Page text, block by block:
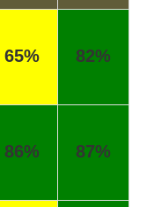
65% 82%
86% 87%